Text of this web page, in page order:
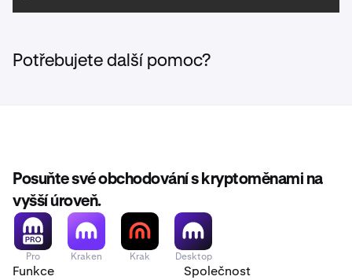
Potřebujete další pomoc?
Posuňte své obchodování s kryptoměnami na
vyšší úroveň.
Pro Kraken Krak Desktop
Funkce Společnost